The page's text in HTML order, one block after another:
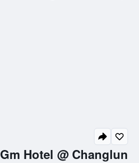
Gm Hotel @ Changlun